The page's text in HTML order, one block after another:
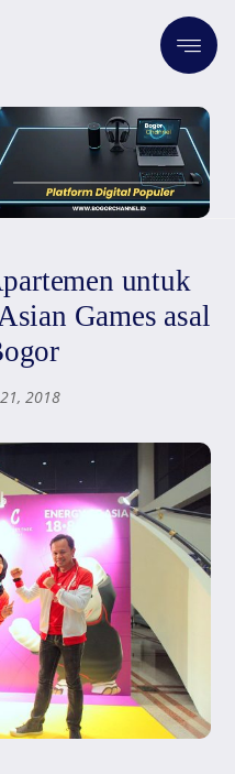
untuk
Games asal
2018